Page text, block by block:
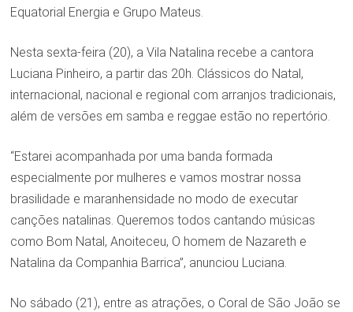
Equatorial Energia e Grupo Mateus.
Nesta sexta-feira (20), a Vila Natalina recebe a cantora
Luciana Pinheiro, a partir das 20h. Clássicos do Natal,
internacional, nacional e regional com arranjos tradicionais,
além de versões em samba e reggae estão no repertório.
“Estarei acompanhada por uma banda formada
especialmente por mulheres e vamos mostrar nossa
brasilidade e maranhensidade no modo de executar
canções natalinas. Queremos todos cantando músicas
como Bom Natal, Anoiteceu, O homem de Nazareth e
Natalina da Companhia Barrica”, anunciou Luciana.
No sábado (21), entre as atrações, o Coral de São João se